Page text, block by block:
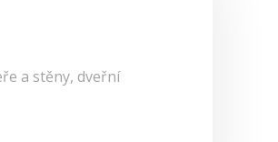
a stěny, dveřní